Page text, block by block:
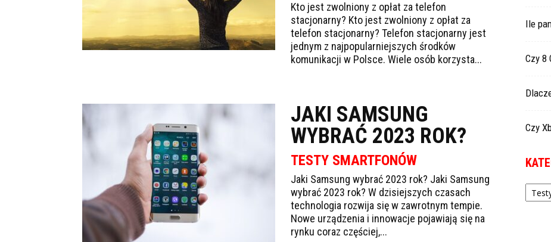
Kto jest zwolniony z opłat za telefon
stacjonarny? Kto jest zwolniony z opłat za
telefon stacjonarny? Telefon stacjonarny jest
jednym z najpopularniejszych środków
komunikacji w Polsce. Wiele osób korzysta...
JAKI SAMSUNG
WYBRAĆ 2023 ROK?
TESTY SMARTFONÓW
Jaki Samsung wybrać 2023 rok? Jaki Samsung
wybrać 2023 rok? W dzisiejszych czasach
technologia rozwija się w zawrotnym tempie.
Nowe urządzenia i innowacje pojawiają się na
rynku coraz częściej,...
Ile
Czy 8
Czy